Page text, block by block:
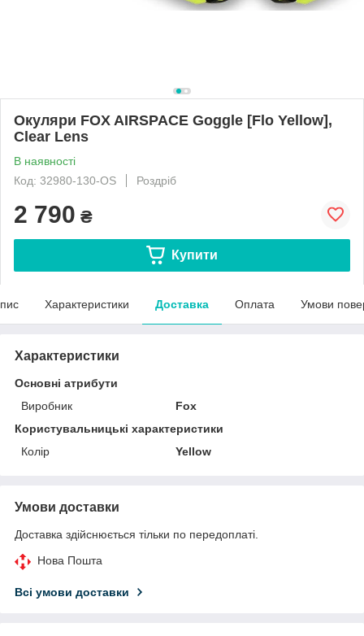
Окуляри FOX AIRSPACE Goggle [Flo Yellow],
Clear Lens
В наявності
Код: 32980-130-OS
Роздріб
2 790 ₴
Купити
Характеристики Доставка Оплата Умови
Характеристики
Основні атрибути
Виробник
Fox
Користувальницькі характеристики
Колір
Yellow
Умови доставки
Доставка здійснюється тільки по передоплаті.
Нова Пошта
Всі умови доставки